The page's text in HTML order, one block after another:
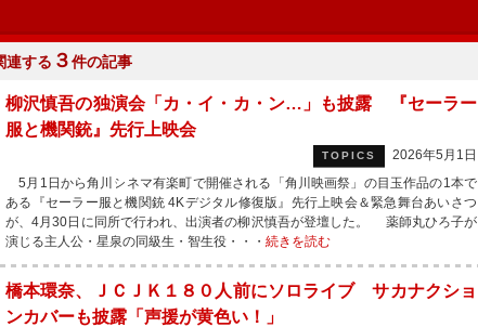
連する ３件の記事
柳沢慎吾の独演会「カ・イ・カ・ン…」も披露 『セーラー
服と機関銃』先行上映会
TOPICS
2026年5月1日
5月1日から角川シネマ有楽町で開催される「角川映画祭」の目玉作品の1本で
ある『セーラー服と機関銃 4Kデジタル修復版』先行上映会＆緊急舞台あいさつ
が、4月30日に同所で行われ、出演者の柳沢慎吾が登壇した。 薬師丸ひろ子が
演じる主人公・星泉の同級生・智生役・・・ 続きを読む
橋本環奈、ＪＣＪＫ１８０人前にソロライブ サカナクショ
ンカバーも披露「声援が黄色い！」